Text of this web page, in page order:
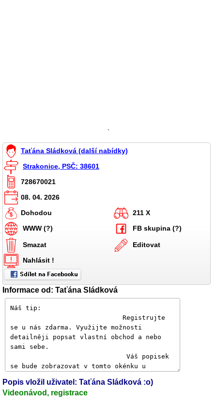
`
Taťána Sládková (další nabídky)
Strakonice, PSČ: 38601
728670021
08. 04. 2026
Dohodou
211 X
WWW (?)
FB skupina (?)
Smazat
Editovat
Nahlásit !
Informace od: Taťána Sládková
Popis vložil uživatel: Taťána Sládková :o)
Videonávod, registrace